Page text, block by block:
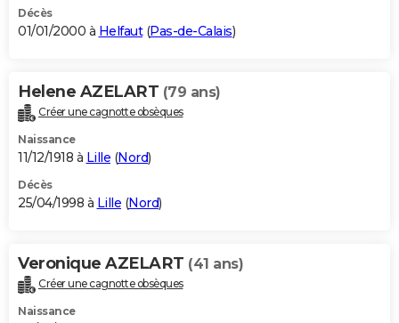
Décès
01/01/2000 à Helfaut(Pas-de-Calais)
Helene AZELART (79 ans)
Créer une cagnotte obsèques
Naissance
11/12/1918 à Lille (Nord)
Décès
25/04/1998 à Lille (Nord)
Veronique AZELART (41 ans)
Créer une cagnotte obsèques
Naissance